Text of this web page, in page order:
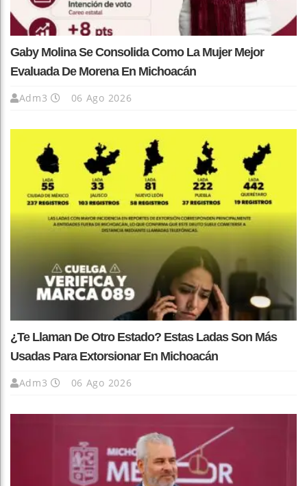
Gaby Molina Se Consolida Como La Mujer Mejor
Evaluada De Morena En Michoacán
Adm3 06 Ago 2026
¿Te Llaman De Otro Estado? Estas Ladas Son Más
Usadas Para Extorsionar En Michoacán
Adm3 06 Ago 2026